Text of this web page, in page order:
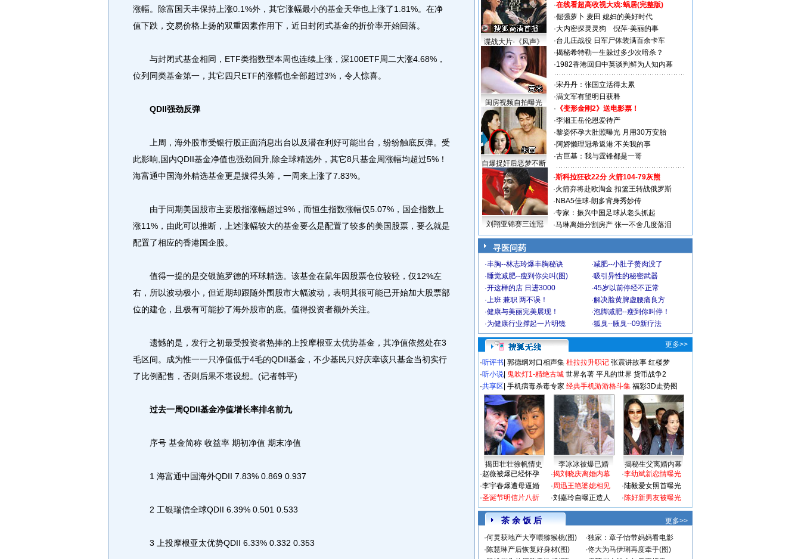
涨幅。除富国天丰保持上涨0.1%外，其它涨幅最小的基金天华也上涨了1.81%。在净
值下跌，交易价格上扬的双重因素作用下，近日封闭式基金的折价率开始回落。
与封闭式基金相同，ETF类指数型本周也连续上涨，深100ETF周二大涨4.68%，
位列同类基金第一，其它四只ETF的涨幅也全部超过3%，令人惊喜。
QDII强劲反弹
上周，海外股市受银行股正面消息出台以及潜在利好可能出台，纷纷触底反弹。受
此影响,国内QDII基金净值也强劲回升,除全球精选外，其它8只基金周涨幅均超过5%！
海富通中国海外精选基金更是拔得头筹，一周来上涨了7.83%。
由于同期美国股市主要股指涨幅超过9%，而恒生指数涨幅仅5.07%，国企指数上
涨11%，由此可以推断，上述涨幅较大的基金要么是配置了较多的美国股票，要么就是
配置了相应的香港国企股。
值得一提的是交银施罗德的环球精选。该基金在鼠年因股票仓位较轻，仅12%左
右，所以波动极小，但近期却跟随外围股市大幅波动，表明其很可能已开始加大股票部
位的建仓，且极有可能抄了海外股市的底。值得投资者额外关注。
遗憾的是，发行之初最受投资者热捧的上投摩根亚太优势基金，其净值依然处在3
毛区间。成为惟一一只净值低于4毛的QDII基金，不少基民只好庆幸该只基金当初实行
了比例配售，否则后果不堪设想。(记者韩平)
过去一周QDII基金净值增长率排名前九
序号 基金简称 收益率 期初净值 期末净值
1 海富通中国海外QDII 7.83% 0.869 0.937
2 工银瑞信全球QDII 6.39% 0.501 0.533
3 上投摩根亚太优势QDII 6.33% 0.332 0.353
谍战大片-《风声》
闺房视频自拍曝光
自爆捉奸后恶梦不断
·在线看超高收视大戏:蜗居(完整版)
·倔强萝卜 麦田 媳妇的美好时代
·大内密探灵灵狗
倪萍-美丽的事
·台儿庄战役 日军尸体装满百余卡车
·揭秘希特勒一生躲过多少次暗杀？
·1982香港回归中英谈判鲜为人知内幕
·宋丹丹：张国立活得太累
·满文军有望明日获释
· 《变形金刚2》送电影票！
·李湘王岳伦恩爱待产
·黎姿怀孕大肚照曝光 月用30万安胎
·阿娇懒理冠希返港:不关我的事
·古巨基：我与霆锋都是一哥
刘翔亚锦赛三连冠
·斯科拉狂砍22分 火箭104-79灰熊
·火箭弃将赴欧淘金 扣篮王转战俄罗斯
· NBA5佳球-朗多背身秀妙传
·专家：振兴中国足球从老头抓起
·马琳离婚分割房产 张一不舍几度落泪
寻医问药
·丰胸--林志玲爆丰胸秘诀 ·减肥--小肚子赘肉没了
·睡觉减肥--瘦到你尖叫(图) ·吸引异性的秘密武器
·开这样的店 日进3000 ·45岁以前停经不正常
·上班 兼职 两不误！ ·解决脸黄脾虚腰痛良方
·健康与美丽完美展现！ ·泡脚减肥--瘦到你叫停！
·为健康行业撑起一片明镜 ·狐臭--腋臭--09新疗法
更多>>
·听评书 郭德纲对口相声集 杜拉拉升职记 张震讲故事 红楼梦
·听小说 鬼吹灯1-精绝古城 世界名著 平凡的世界 货币战争2
·共享区 手机病毒杀毒专家 经典手机游游格斗集 福彩3D走势图
揭田壮壮徐帆情史 李冰冰被爆已婚
揭秘生父离婚内幕
·赵薇被爆已经怀孕
·李宇春爆遭母逼婚
·圣诞节明信片八折
·揭刘晓庆离婚内幕
·周迅王艳婆媳相见
·刘嘉玲自曝正造人
·李幼斌新恋情曝光
·陆毅爱女照首曝光
·陈好新男友被曝光
茶 余 饭 后
更多>>
·何炅获地产大亨喂猕猴桃(图) ·独家：章子怡带妈妈看电影
·陈慧琳产后恢复好身材(图) ·佟大为马伊琍再度牵手(图)